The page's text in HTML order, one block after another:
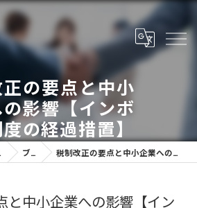
の要点と中小
影響【インボ
の経過措置】
事務所 ブログ 税制改正の要点と中小企業への影響【インボイス制度の経過措置】
と中小企業への影響【イン